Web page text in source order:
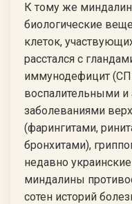
К тому же
биологические
клеток,
расстался с
иммунодефицит
воспалительными и
заболеваниями
(фарингитами,
бронхитами),
недавно
миндалины
сотен историй